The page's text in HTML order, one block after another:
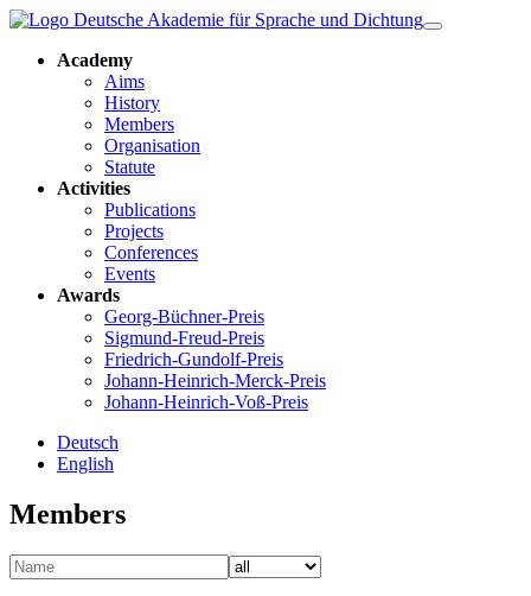
Academy
Aims
History
Members
Organisation
Statute
Activities
Publications
Projects
Conferences
Events
Awards
Georg-Büchner-Preis
Sigmund-Freud-Preis
Friedrich-Gundolf-Preis
Johann-Heinrich-Merck-Preis
Johann-Heinrich-Voß-Preis
Deutsch
English
Members